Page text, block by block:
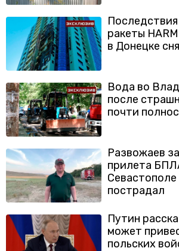
ракеты
в Донецке
Вода во
после
почти
Развожаев
прилета
Севастополе
пострадал
Путин
может
польских